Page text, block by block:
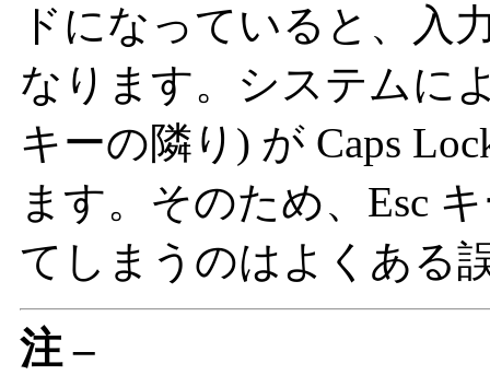
ドになっていると、入
なります。システムに
キーの隣り) が Caps
ます。そのため、Esc
てしまうのはよくある
注 –